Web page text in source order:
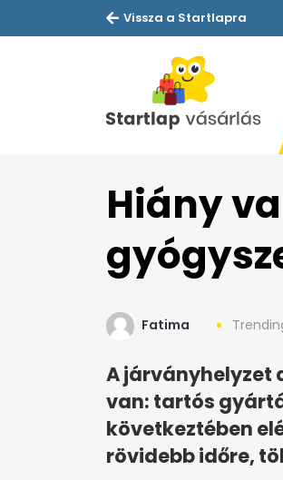
Vissza a Startlapra
Hiány
Fatima
A járványhelyzet
van: tartós
következtében
rövidebb időre,